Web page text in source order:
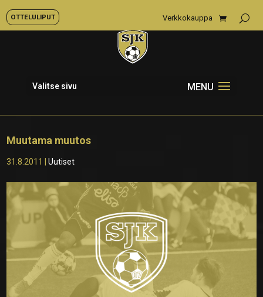
OTTELULIPUT Verkkokauppa
Valitse sivu
Muutama muutos
31.8.2011 |Uutiset